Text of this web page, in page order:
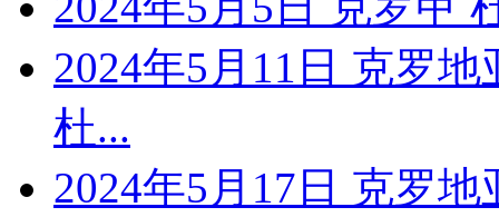
2024年5月11日 克罗
杜...
2024年5月17日 克罗